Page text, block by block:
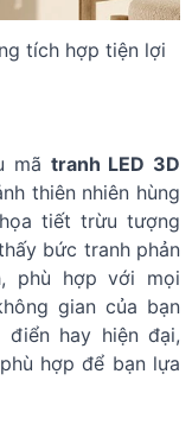
tích hợp tiện lợi
mã tranh LED 3D
thiên nhiên hùng
tiết trừu tượng
bức tranh phản
phù hợp với mọi
gian của bạn
hay hiện đại,
hợp để bạn lựa